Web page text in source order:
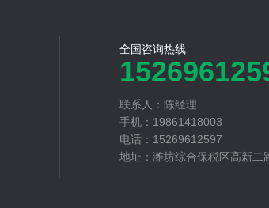
全国咨询热线
联系人：陈经理
手机：19861418003
电话：15269612597
地址：潍坊综合保税区高新二